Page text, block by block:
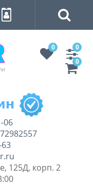
0
0
0
06
125Д, корп. 2